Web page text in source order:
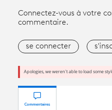
Connectez-vous à votre
commentaire.
se connecter